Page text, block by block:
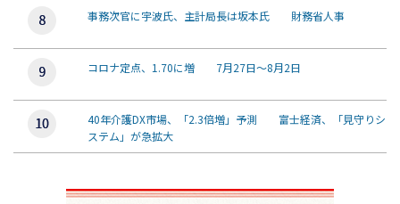
事務次官に宇波氏、主計局長は坂本氏 財務省人事
コロナ定点、1.70に増 7月27日～8月2日
40年介護DX市場、「2.3倍増」予測 富士経済、「見守りシ
ステム」が急拡大